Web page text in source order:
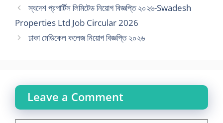
স্বদেশ প্রপার্টিস লিমিটেড নিয়োগ বিজ্ঞপ্তি ২০২৬-Swadesh
Properties Ltd Job Circular 2026
ঢাকা মেডিকেল কলেজ নিয়োগ বিজ্ঞপ্তি ২০২৬
Leave a Comment